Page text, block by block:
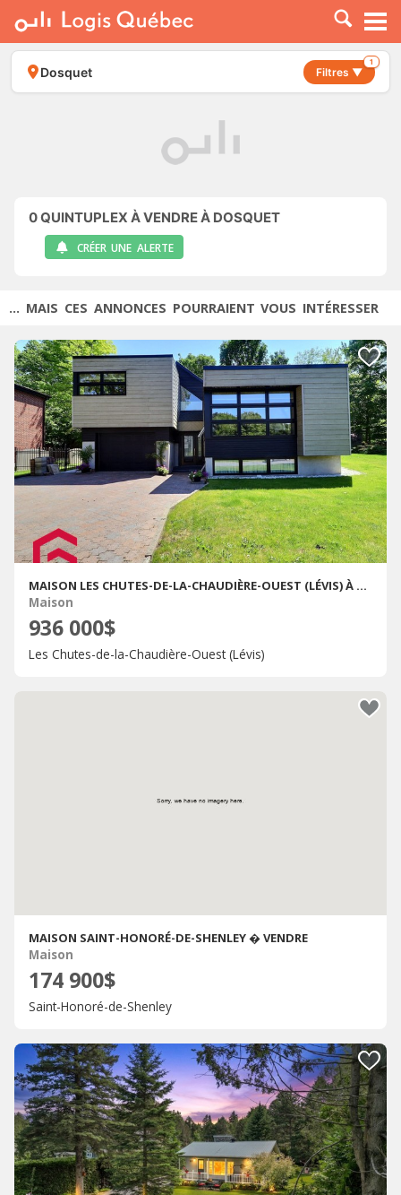
À LOUER
À VENDRE
PLACER UNE ANNONCE
Dosquet Filtres ▼
1
0QUINTUPLEX À VENDRE À DOSQUET
CRÉER UNE ALERTE
... MAIS CES ANNONCES POURRAIENT VOUS INTÉRESSER
MAISON LES CHUTES-DE-LA-CHAUDIÈRE-OUEST (LÉVIS) À VENDRE
Maison
936 000$
Les Chutes-de-la-Chaudière-Ouest (Lévis)
MAISON SAINT-HONORÉ-DE-SHENLEY � VENDRE
Maison
174 900$
Saint-Honoré-de-Shenley